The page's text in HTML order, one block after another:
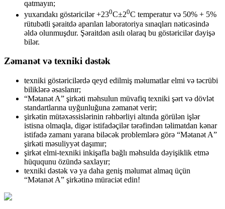
qatmayın;
yuxarıdakı göstəricilər +230C±20C temperatur və 50% + 5%
rütubətli şəraitdə aparılan laboratoriya sınaqları nəticəsində
əldə olunmuşdur. Şəraitdən asılı olaraq bu göstəricilər dəyişə
bilər.
Zəmanət və texniki dəstək
texniki göstəricilərdə qeyd edilmiş məlumatlar elmi və təcrübi
biliklərə əsaslanır;
“Mətanət A” şirkəti məhsulun müvafiq texniki şərt və dövlət
standartlarına uyğunluğuna zəmanət verir;
şirkətin mütəxəssislərinin rəhbərliyi altında görülən işlər
istisna olmaqla, digər istifadəçilər tərəfindən təlimatdan kənar
istifadə zamanı yarana biləcək problemlərə görə “Mətanət A”
şirkəti məsuliyyət daşımır;
şirkət elmi-texniki inkişafla bağlı məhsulda dəyişiklik etmə
hüququnu özündə saxlayır;
texniki dəstək və ya daha geniş məlumat almaq üçün
“Mətanət A” şirkətinə müraciət edin!